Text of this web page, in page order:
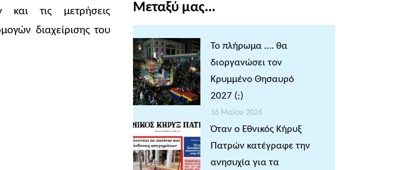
και τις μετρήσεις
διαχείρισης του
Μεταξύ μας...
Το πλήρωμα …. θα
διοργανώσει τον
Κρυμμένο Θησαυρό
2027 (;)
16 Μαΐου 2026
Όταν ο Εθνικός Κήρυξ
Πατρών κατέγραφε την
ανησυχία για τα